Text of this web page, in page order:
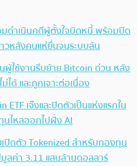
มดำเนินคดีผู้ตั้งใจบิดหนี้ พร้อมปิด
วหลังคนแห่ยื่นจนระบบล้น
ผู้ใช้งานรีบย้าย Bitcoin ด่วน หลัง
ได้ และถูกเจาะต่อเนื่อง
เจ๊งและปิดตัวเป็นแห่งแรกใน
นไหลออกไปฝั่ง AI
ปิดตัว Tokenized สำหรับกองทุน
ลค่า 3.11 แสนล้านดอลลาร์